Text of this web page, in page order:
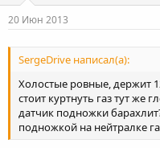
20 Июн 2013
SergeDrive написал(а):
Холостые ровные, держит
стоит куртнуть газ тут
датчик подножки
подножкой на нейтралке